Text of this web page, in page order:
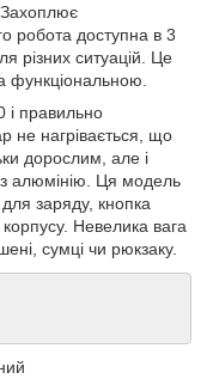
робота доступна в 3
різних ситуацій. Це
функціональною.
і правильно
не нагрівається, що
дорослим, але і
алюмінію. Ця модель
заряду, кнопка
Невелика вага
сумці чи рюкзаку.